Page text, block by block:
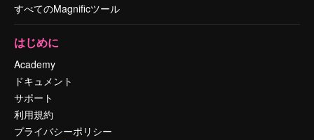
すべてのMagnificツール
はじめに
Academy
ドキュメント
サポート
利用規約
プライバシーポリシー